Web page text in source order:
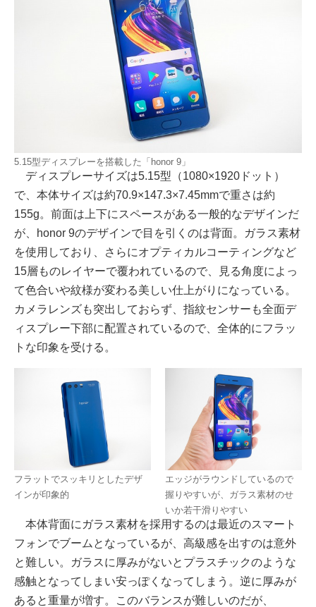
5.15型ディスプレーを搭載した「honor 9」
ディスプレーサイズは5.15型（1080×1920ドット）
で、本体サイズは約70.9×147.3×7.45mmで重さは約
155g。前面は上下にスペースがある一般的なデザインだ
が、honor 9のデザインで目を引くのは背面。ガラス素材
を使用しており、さらにオプティカルコーティングなど
15層ものレイヤーで覆われているので、見る角度によっ
て色合いや紋様が変わる美しい仕上がりになっている。
カメラレンズも突出しておらず、指紋センサーも全面デ
ィスプレー下部に配置されているので、全体的にフラッ
トな印象を受ける。
フラットでスッキリとしたデザ
インが印象的
エッジがラウンドしているので
握りやすいが、ガラス素材のせ
いか若干滑りやすい
本体背面にガラス素材を採用するのは最近のスマート
フォンでブームとなっているが、高級感を出すのは意外
と難しい。ガラスに厚みがないとプラスチックのような
感触となってしまい安っぽくなってしまう。逆に厚みが
あると重量が増す。このバランスが難しいのだが、